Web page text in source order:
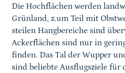
Die Hochflächen werden
Grünland, z.um Teil mit
steilen Hangbereiche sind
Ackerflächen sind nur in
finden. Das Tal der Wupper
sind beliebte Ausflugsziele für